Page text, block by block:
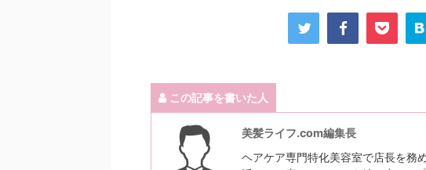
この記事を書いた人
美髪ライフ.com編集長
ヘアケア専門特化美容室で店長を務